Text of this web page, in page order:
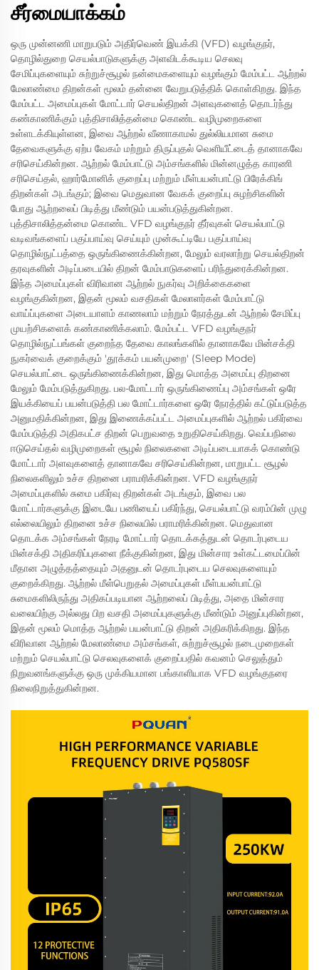
சீர்மையாக்கம்
ஒரு முன்னணி மாறுபடும் அதிர்வெண் இயக்கி (VFD) வழங்குநர்,
தொழில்துறை செயல்பாடுகளுக்கு அளவிடக்கூடிய செலவு
சேமிப்புகளையும் சுற்றுச்சூழல் நன்மைகளையும் வழங்கும் மேம்பட்ட ஆற்றல்
மேலாண்மை திறன்கள் மூலம் தன்னை வேறுபடுத்திக் கொள்கிறது. இந்த
மேம்பட்ட அமைப்புகள் மோட்டார் செயல்திறன் அளவுகளைத் தொடர்ந்து
கண்காணிக்கும் புத்திசாலித்தன்மை கொண்ட வழிமுறைகளை
உள்ளடக்கியுள்ளன, இவை ஆற்றல் வீணாகாமல் துல்லியமான சுமை
தேவைகளுக்கு ஏற்ப வேகம் மற்றும் திருப்புதல் வெளியீட்டைத் தானாகவே
சரிசெய்கின்றன. ஆற்றல் மேம்பாட்டு அம்சங்களில் மின்னழுத்த காரணி
சரிசெய்தல், ஹார்மோனிக் குறைப்பு மற்றும் மீள்பயன்பாட்டு பிரேக்கிங்
திறன்கள் அடங்கும்; இவை மெதுவான வேகக் குறைப்பு சுழற்சிகளின்
போது ஆற்றலைப் பிடித்து மீண்டும் பயன்படுத்துகின்றன.
புத்திசாலித்தன்மை கொண்ட VFD வழங்குநர் தீர்வுகள் செயல்பாட்டு
வடிவங்களைப் பகுப்பாய்வு செய்யும் முன்கூட்டியே பகுப்பாய்வு
தொழில்நுட்பத்தை ஒருங்கிணைக்கின்றன, மேலும் வரலாற்று செயல்திறன்
தரவுகளின் அடிப்படையில் திறன் மேம்பாடுகளைப் பரிந்துரைக்கின்றன.
இந்த அமைப்புகள் விரிவான ஆற்றல் நுகர்வு அறிக்கைகளை
வழங்குகின்றன, இதன் மூலம் வசதிகள் மேலாளர்கள் மேம்பாட்டு
வாய்ப்புகளை அடையாளம் காணலாம் மற்றும் நேரத்துடன் ஆற்றல் சேமிப்பு
முயற்சிகளைக் கண்காணிக்கலாம். மேம்பட்ட VFD வழங்குநர்
தொழில்நுட்பங்கள் குறைந்த தேவை காலங்களில் தானாகவே மின்சக்தி
நுகர்வைக் குறைக்கும் 'தூக்கம் பயன்முறை' (Sleep Mode)
செயல்பாட்டை ஒருங்கிணைக்கின்றன, இது மொத்த அமைப்பு திறனை
மேலும் மேம்படுத்துகிறது. பல-மோட்டார் ஒருங்கிணைப்பு அம்சங்கள் ஒரே
இயக்கியைப் பயன்படுத்தி பல மோட்டார்களை ஒரே நேரத்தில் கட்டுப்படுத்த
அனுமதிக்கின்றன, இது இணைக்கப்பட்ட அமைப்புகளில் ஆற்றல் பகிர்வை
மேம்படுத்தி அதிகபட்ச திறன் பெறுவதை உறுதிசெய்கிறது. வெப்பநிலை
ஈடுசெய்தல் வழிமுறைகள் சூழல் நிலைகளை அடிப்படையாகக் கொண்டு
மோட்டார் அளவுகளைத் தானாகவே சரிசெய்கின்றன, மாறுபட்ட சூழல்
நிலைகளிலும் உச்ச திறனை பராமரிக்கின்றன. VFD வழங்குநர்
அமைப்புகளில் சுமை பகிர்வு திறன்கள் அடங்கும், இவை பல
மோட்டார்களுக்கு இடையே பணியைப் பகிர்ந்து, செயல்பாட்டு வரம்பின் முழு
எல்லையிலும் திறனை உச்ச நிலையில் பராமரிக்கின்றன. மெதுவான
தொடக்க அம்சங்கள் நேரடி மோட்டார் தொடக்கத்துடன் தொடர்புடைய
மின்சக்தி அதிகரிப்புகளை நீக்குகின்றன, இது மின்சார உள்கட்டமைப்பின்
மீதான அழுத்தத்தையும் அதனுடன் தொடர்புடைய செலவுகளையும்
குறைக்கிறது. ஆற்றல் மீள்பெறுதல் அமைப்புகள் மீள்பயன்பாட்டு
சுமைகளிலிருந்து அதிகப்படியான ஆற்றலைப் பிடித்து, அதை மின்சார
வலையிற்கு அல்லது பிற வசதி அமைப்புகளுக்கு மீண்டும் அனுப்புகின்றன,
இதன் மூலம் மொத்த ஆற்றல் பயன்பாட்டு திறன் அதிகரிக்கிறது. இந்த
விரிவான ஆற்றல் மேலாண்மை அம்சங்கள், சுற்றுச்சூழல் நடைமுறைகள்
மற்றும் செயல்பாட்டு செலவுகளைக் குறைப்பதில் கவனம் செலுத்தும்
நிறுவனங்களுக்கு ஒரு முக்கியமான பங்காளியாக VFD வழங்குநரை
நிலைநிறுத்துகின்றன.